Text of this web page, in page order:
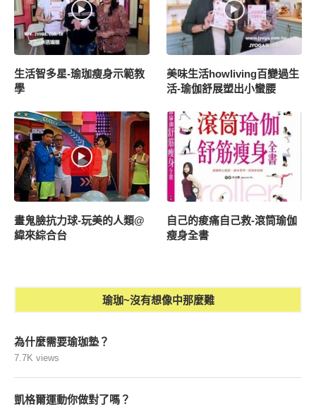
生活智多星-瑜珈瘦身示範教
學
美味生活howliving百變過生
活-瑜伽舒展塑出小蠻腰
畫鬼臉抗力球-玩美的人類@
緯來綜合台
自己的痠痛自己救-滾筒瑜伽
瘦身全書
瑜珈~沒有想像中那麼難
為什麼需要瑜珈墊？
7.7K views
凱格爾運動你做對了嗎？